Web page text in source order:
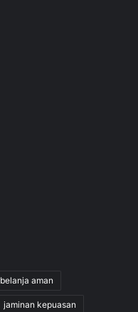
belanja aman
jaminan kepuasan